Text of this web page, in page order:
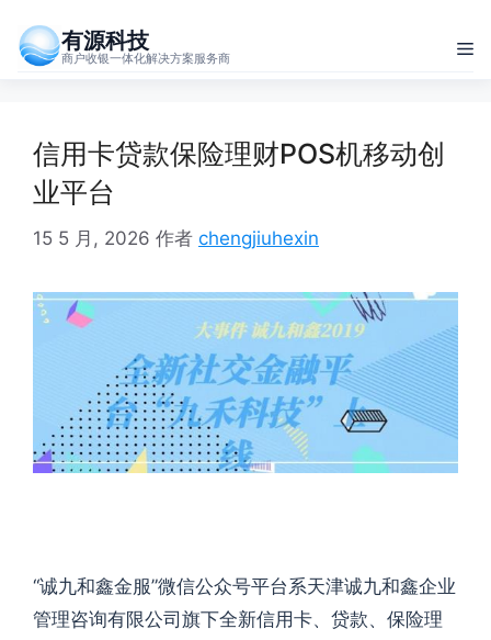
有源科技
商户收银一体化解决方案服务商 菜
信用卡贷款保险理财POS机移动创
业平台
15 5 月, 2026 作者 chengjiuhexin
“诚九和鑫金服”微信公众号平台系天津诚九和鑫企业
管理咨询有限公司旗下全新信用卡、贷款、保险理